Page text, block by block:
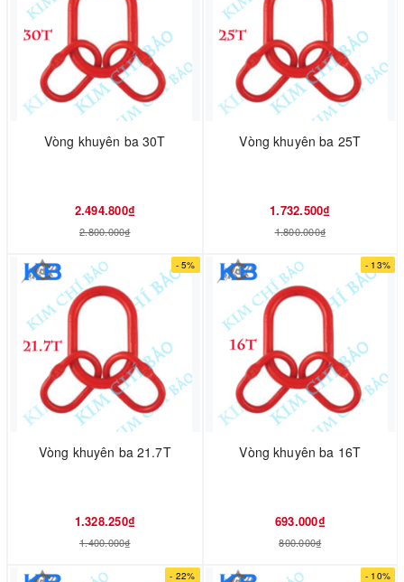
Vòng khuyên ba 30T
2.494.800₫
2.800.000₫
Vòng khuyên ba 25T
1.732.500₫
1.800.000₫
- 5%
Vòng khuyên ba 21.7T
1.328.250₫
1.400.000₫
- 13%
Vòng khuyên ba 16T
693.000₫
800.000₫
- 22% - 10%